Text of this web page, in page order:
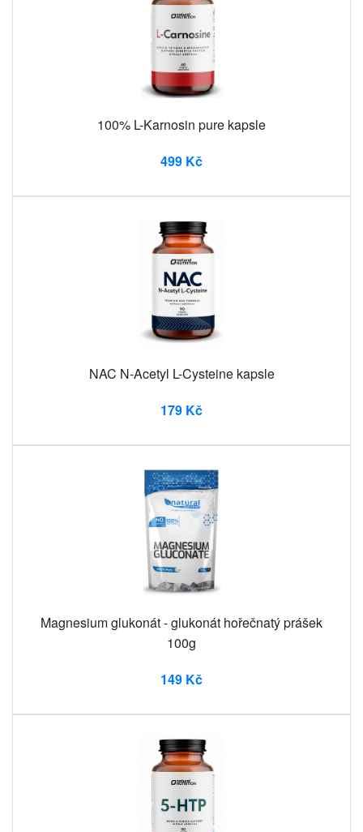
100% L-Karnosin pure kapsle
499 Kč
NAC N-Acetyl L-Cysteine ​​kapsle
179 Kč
Magnesium glukonát - glukonát hořečnatý prášek
100g
149 Kč